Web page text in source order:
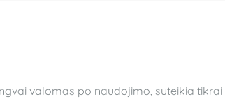
valomas po naudojimo, suteikia